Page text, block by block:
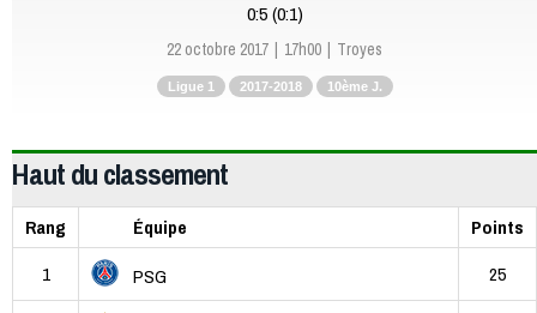
0:5 (0:1)
22 octobre 2017 17h00 Troyes
Ligue 1 2017-2018 10ème J.
Haut du classement
Rang Équipe
Points
1
PSG 25